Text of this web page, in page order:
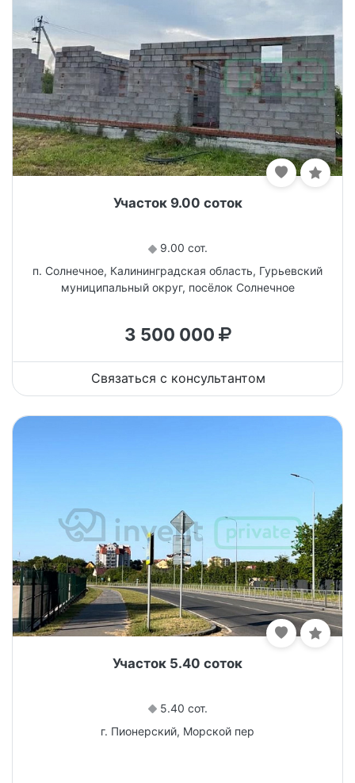
Участок 9.00 соток
9.00 сот.
п. Солнечное, Калининградская область, Гурьевский
муниципальный округ, посёлок Солнечное
3 500 000
Связаться с консультантом
Участок 5.40 соток
5.40 сот.
г. Пионерский, Морской пер